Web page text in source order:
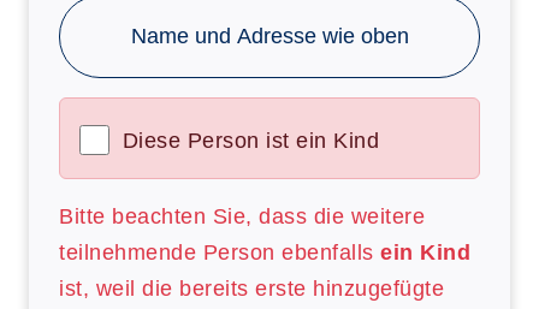
Name und Adresse wie oben
Diese Person ist ein Kind
Bitte beachten Sie, dass die weitere
teilnehmende Person ebenfalls ein Kind
ist, weil die bereits erste hinzugefügte